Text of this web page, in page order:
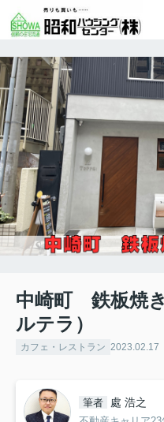
中崎町 鉄板
ルテラ）
カフェ・レストラン 2023.02.17
筆者 處 浩之